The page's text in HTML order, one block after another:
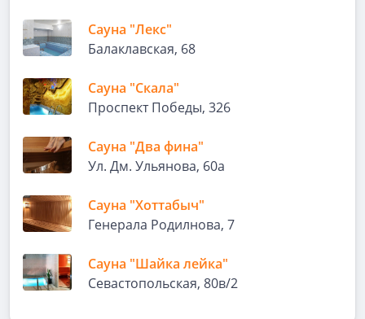
Сауна "Лекс"
Балаклавская, 68
Сауна "Скала"
Проспект Победы, 326
Сауна "Два фина"
Ул. Дм. Ульянова, 60а
Сауна "Хоттабыч"
Генерала Родилнова, 7
Сауна "Шайка лейка"
Севастопольская, 80в/2